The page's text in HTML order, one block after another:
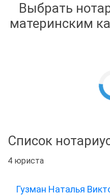
Выбрать
материнским
Список
4 юриста
Гузман Наталья